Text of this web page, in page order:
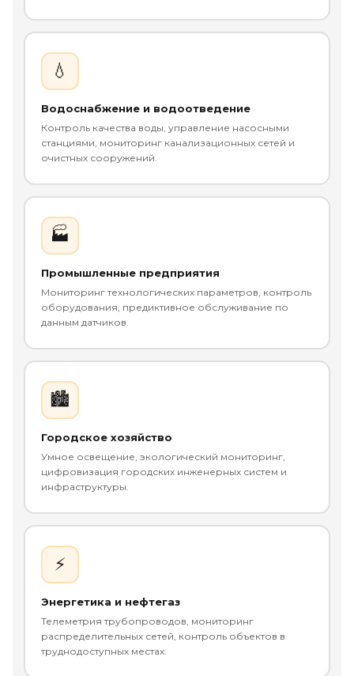
💧
Водоснабжение и водоотведение
Контроль качества воды, управление насосными
станциями, мониторинг канализационных сетей и
очистных сооружений.
🏭
Промышленные предприятия
Мониторинг технологических параметров, контроль
оборудования, предиктивное обслуживание по
данным датчиков.
🏙️
Городское хозяйство
Умное освещение, экологический мониторинг,
цифровизация городских инженерных систем и
инфраструктуры.
⚡
Энергетика и нефтегаз
Телеметрия трубопроводов, мониторинг
распределительных сетей, контроль объектов в
труднодоступных местах.